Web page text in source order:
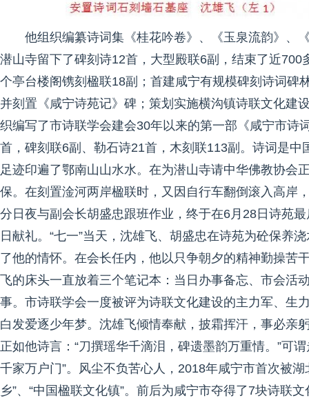
他组织编纂诗词集《桂花吟卷》、《玉泉流韵》、
潜山寺留下了碑刻诗12首，大型殿联6副，结束了近
个亭台楼阁镌刻楹联18副；首建咸宁有规模碑刻诗词碑
并刻置《咸宁诗苑记》碑；策划实施横沟镇诗联文化建
织编写了市诗联学会建会30年以来的第一部《咸宁市诗
首，碑刻联6副、勒石诗21首，木刻联113副。诗词是
足迹印遍了鄂南山山水水。在为潜山寺请中华佛教协会
保。在刻置淦河两岸楹联时，又因自行车翻倒滚入高岸
分日夜与副会长胡盛忠跟班作业，终于在6月28日诗苑
日献礼。“七一”当天，沈雄飞、胡盛忠在诗苑为砼保养
了他的情怀。在会长任内，他以只争朝夕的精神勤操苦
飞的床头一直放着三个笔记本：当日办事备忘、市会
事。市诗联学会一度被评为诗联文化建设的主力军、生
白发爱逐少年梦。沈雄飞倾情奉献，披霜挥汗，事必亲
正如他诗言：“刀撰瑶华千滴泪，碑遗墨韵万重情。”可
千家万户门”。风尘不负苦心人，2018年咸宁市首次被
乡”、“中国楹联文化镇”。前后为咸宁市夺得了7块诗联